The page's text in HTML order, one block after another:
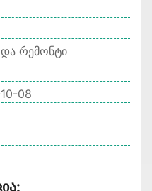
რემონტი
08